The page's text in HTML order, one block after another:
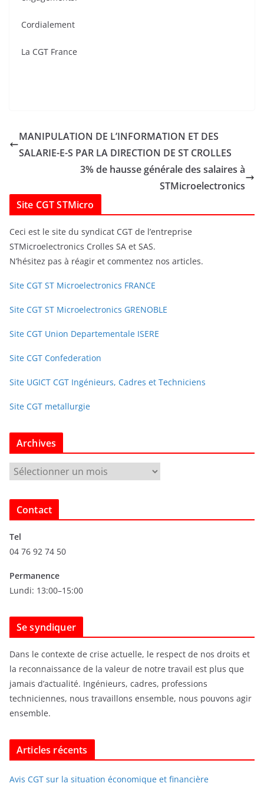
Cordialement
La CGT France
MANIPULATION DE L’INFORMATION ET DES
SALARIE-E-S PAR LA DIRECTION DE ST CROLLES
3% de hausse générale des salaires à
STMicroelectronics
Site CGT STMicro
Ceci est le site du syndicat CGT de l’entreprise
STMicroelectronics Crolles SA et SAS.
N’hésitez pas à réagir et commentez nos articles.
Site CGT ST Microelectronics FRANCE
Site CGT ST Microelectronics GRENOBLE
Site CGT Union Departementale ISERE
Site CGT Confederation
Site UGICT CGT Ingénieurs, Cadres et Techniciens
Site CGT metallurgie
Archives
r
c
v
e
s
Contact
Tel
04 76 92 74 50
Permanence
Lundi: 13:00–15:00
Se syndiquer
Dans le contexte de crise actuelle, le respect de nos droits et
la reconnaissance de la valeur de notre travail est plus que
jamais d’actualité. Ingénieurs, cadres, professions
techniciennes, nous travaillons ensemble, nous pouvons agir
ensemble.
Articles récents
Avis CGT sur la situation économique et financière